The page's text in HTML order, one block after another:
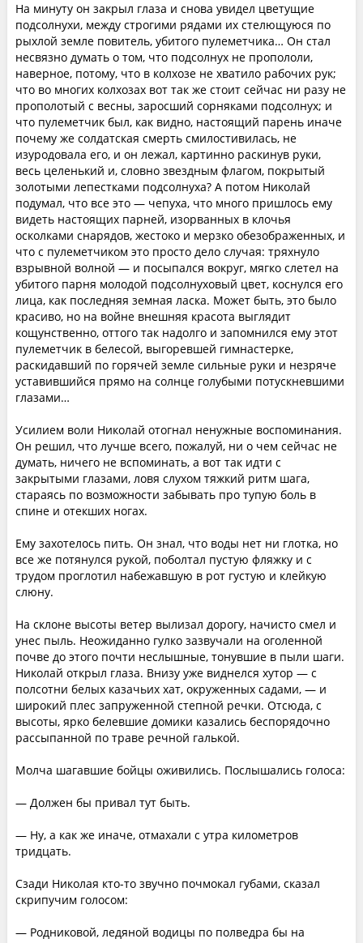
На минуту он закрыл глаза и снова увидел цветущие
подсолнухи, между строгими рядами их стелющуюся по
рыхлой земле повитель, убитого пулеметчика… Он стал
несвязно думать о том, что подсолнух не пропололи,
наверное, потому, что в колхозе не хватило рабочих рук;
что во многих колхозах вот так же стоит сейчас ни разу не
прополотый с весны, заросший сорняками подсолнух; и
что пулеметчик был, как видно, настоящий парень иначе
почему же солдатская смерть смилостивилась, не
изуродовала его, и он лежал, картинно раскинув руки,
весь целенький и, словно звездным флагом, покрытый
золотыми лепестками подсолнуха? А потом Николай
подумал, что все это — чепуха, что много пришлось ему
видеть настоящих парней, изорванных в клочья
осколками снарядов, жестоко и мерзко обезображенных, и
что с пулеметчиком это просто дело случая: тряхнуло
взрывной волной — и посыпался вокруг, мягко слетел на
убитого парня молодой подсолнуховый цвет, коснулся его
лица, как последняя земная ласка. Может быть, это было
красиво, но на войне внешняя красота выглядит
кощунственно, оттого так надолго и запомнился ему этот
пулеметчик в белесой, выгоревшей гимнастерке,
раскидавший по горячей земле сильные руки и незряче
уставившийся прямо на солнце голубыми потускневшими
глазами…
Усилием воли Николай отогнал ненужные воспоминания.
Он решил, что лучше всего, пожалуй, ни о чем сейчас не
думать, ничего не вспоминать, а вот так идти с
закрытыми глазами, ловя слухом тяжкий ритм шага,
стараясь по возможности забывать про тупую боль в
спине и отекших ногах.
Ему захотелось пить. Он знал, что воды нет ни глотка, но
все же потянулся рукой, поболтал пустую фляжку и с
трудом проглотил набежавшую в рот густую и клейкую
слюну.
На склоне высоты ветер вылизал дорогу, начисто смел и
унес пыль. Неожиданно гулко зазвучали на оголенной
почве до этого почти неслышные, тонувшие в пыли шаги.
Николай открыл глаза. Внизу уже виднелся хутор — с
полсотни белых казачьих хат, окруженных садами, — и
широкий плес запруженной степной речки. Отсюда, с
высоты, ярко белевшие домики казались беспорядочно
рассыпанной по траве речной галькой.
Молча шагавшие бойцы оживились. Послышались голоса:
— Должен бы привал тут быть.
— Ну, а как же иначе, отмахали с утра километров
тридцать.
Сзади Николая кто-то звучно почмокал губами, сказал
скрипучим голосом:
— Родниковой, ледяной водицы по полведра бы на